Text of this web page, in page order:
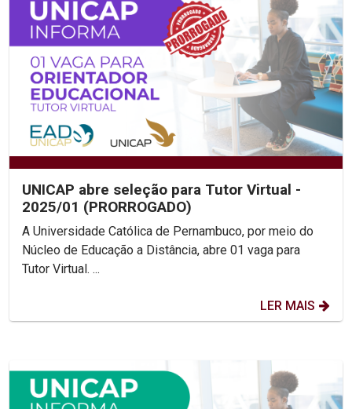
UNICAP abre seleção para Tutor Virtual -
2025/01 (PRORROGADO)
A Universidade Católica de Pernambuco, por meio do
Núcleo de Educação a Distância, abre 01 vaga para
Tutor Virtual. ...
LER MAIS